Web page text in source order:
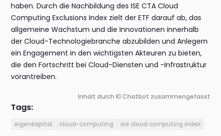
haben. Durch die Nachbildung des ISE CTA Cloud
Computing Exclusions Index zielt der ETF darauf ab, das
allgemeine Wachstum und die Innovationen innerhalb
der Cloud-Technologiebranche abzubilden und Anlegern
ein Engagement in den wichtigsten Akteuren zu bieten,
die den Fortschritt bei Cloud-Diensten und -Infrastruktur
vorantreiben.
Inhalt durch KI Chatbot zusammengefasst
Tags:
eigenkapital cloud-computing ise cloud computing index